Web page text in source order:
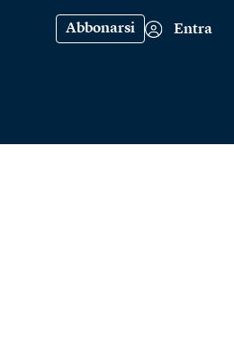
Abbonarsi Entra